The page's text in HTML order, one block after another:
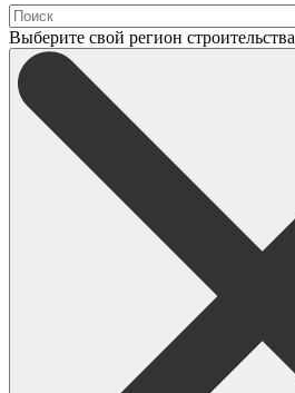
Выберите свой регион строительства